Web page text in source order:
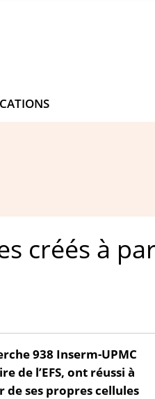
créés à
938 Inserm-UPMC
de l’EFS, ont réussi à
de ses propres cellules